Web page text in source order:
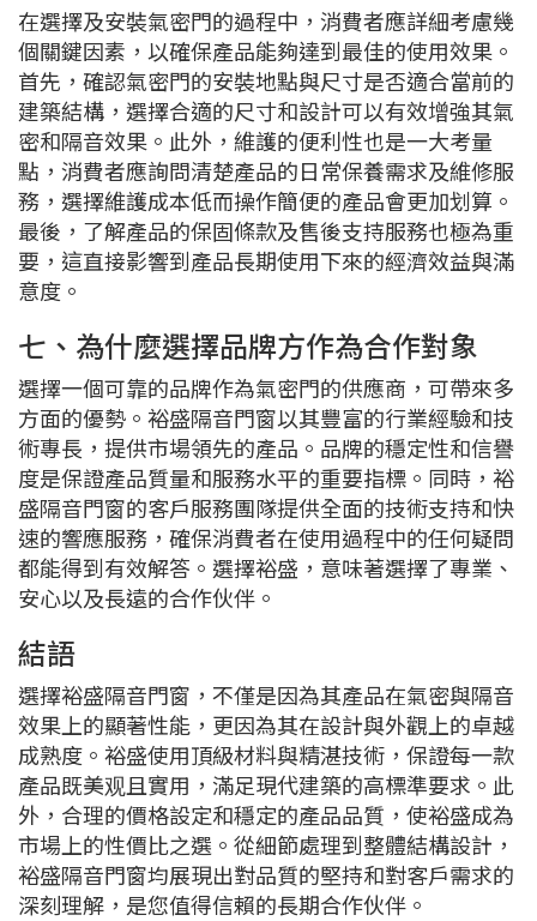
在選擇及安裝氣密門的過程中，消費者應詳細考慮幾
個關鍵因素，以確保產品能夠達到最佳的使用效果。
首先，確認氣密門的安裝地點與尺寸是否適合當前的
建築結構，選擇合適的尺寸和設計可以有效增強其氣
密和隔音效果。此外，維護的便利性也是一大考量
點，消費者應詢問清楚產品的日常保養需求及維修服
務，選擇維護成本低而操作簡便的產品會更加划算。
最後，了解產品的保固條款及售後支持服務也極為重
要，這直接影響到產品長期使用下來的經濟效益與滿
意度。
七、為什麼選擇品牌方作為合作對象
選擇一個可靠的品牌作為氣密門的供應商，可帶來多
方面的優勢。裕盛隔音門窗以其豐富的行業經驗和技
術專長，提供市場領先的產品。品牌的穩定性和信譽
度是保證產品質量和服務水平的重要指標。同時，裕
盛隔音門窗的客戶服務團隊提供全面的技術支持和快
速的響應服務，確保消費者在使用過程中的任何疑問
都能得到有效解答。選擇裕盛，意味著選擇了專業、
安心以及長遠的合作伙伴。
結語
選擇裕盛隔音門窗，不僅是因為其產品在氣密與隔音
效果上的顯著性能，更因為其在設計與外觀上的卓越
成熟度。裕盛使用頂級材料與精湛技術，保證每一款
產品既美观且實用，滿足現代建築的高標準要求。此
外，合理的價格設定和穩定的產品品質，使裕盛成為
市場上的性價比之選。從細節處理到整體結構設計，
裕盛隔音門窗均展現出對品質的堅持和對客戶需求的
深刻理解，是您值得信賴的長期合作伙伴。